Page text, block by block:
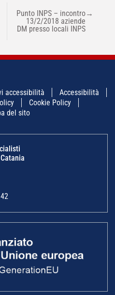
Punto INPS – incontro
13/2/2018 aziende
DM presso locali INPS
→
accessibilità
Accessibilità
Cookie Policy
del sito